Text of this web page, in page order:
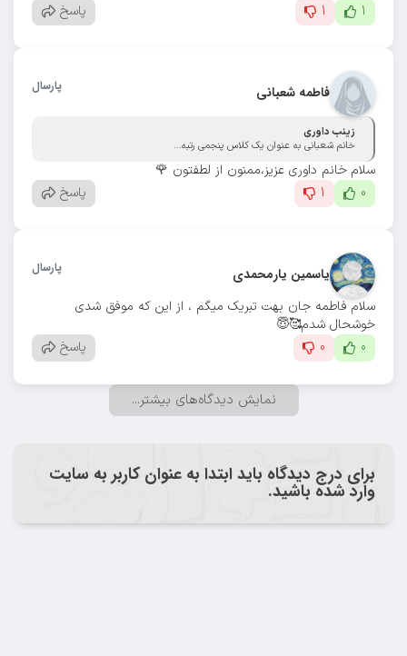
1
1 پاسخ
فاطمه شعبانی پارسال
زینب داوری
خانم شعبانی به عنوان یک کلاس پنجمی رتبه خوبی بدست آوردی
سلام خانم داوری عزیز،ممنون از لطفتون 🌹
0
1 پاسخ
یاسمین یارمحمدی پارسال
سلام فاطمه جان بهت تبریک میگم ، از این که موفق شدی
خوشحال شدم🥰😇
0
0 پاسخ
نمايش ديدگاه‌هاي بيشتر...
برای درج دیدگاه باید ابتدا به عنوان کاربر به سایت
وارد شده باشید.